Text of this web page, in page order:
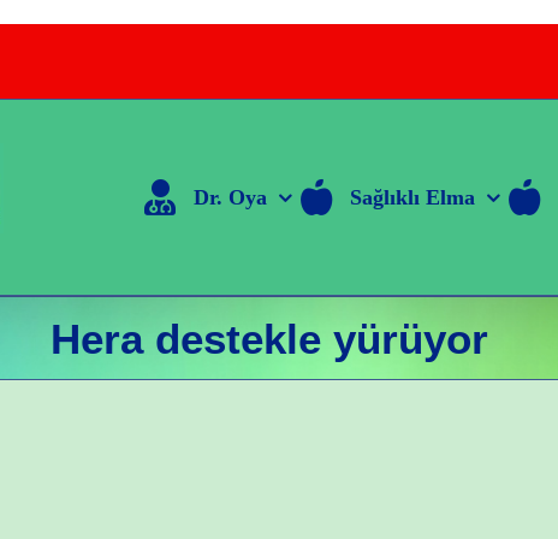
Dr. Oya Sağlıklı Elma
Hera destekle yürüyor